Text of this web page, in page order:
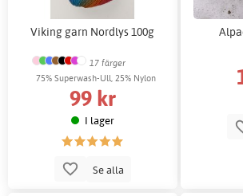
Viking garn Nordlys 100g
17 färger
75% Superwash-Ull, 25% Nylon
99 kr
I lager
Se alla